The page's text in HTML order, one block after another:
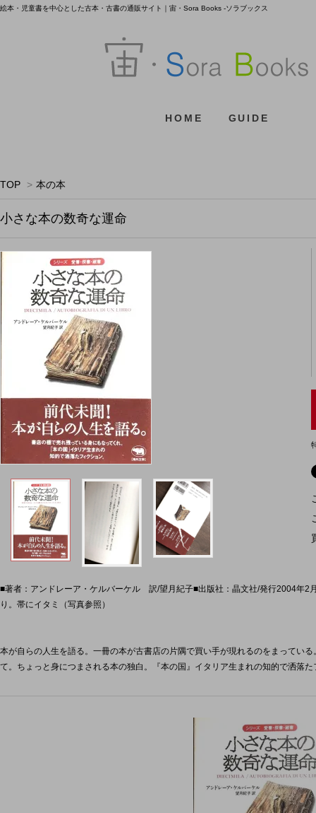
絵本・児童書を中心とした古本・古書の通販サイト｜宙・Sora Books -ソラブックス
HOME GUIDE
TOP > 本の本
小さな本の数奇な運命
■著者：アンドレーア・ケルバーケル 訳/望月紀子■出版社：晶文社/発行2004年
り。帯にイタミ（写真参照）
本が自らの人生を語る。一冊の本が古書店の片隅で買い手が現れるのをまってい
て。ちょっと身につまされる本の独白。『本の国』イタリア生まれの知的で洒落た